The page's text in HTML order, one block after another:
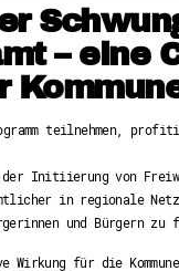
– eine
teilnehmen,
der Initiierung von
in regionale
und Bürgern
für die